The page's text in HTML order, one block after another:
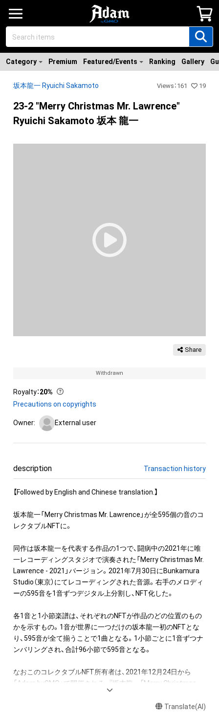
Category Premium Featured/Events Ranking Gallery
坂本龍一 Ryuichi Sakamoto Views ： 161 19
23-2 "Merry Christmas Mr. Lawrence"
Ryuichi Sakamoto 坂本 龍一
Share
Withdrawn
Royalty：20%
Precautions on copyrights
Owner: External user
description Transaction history
【Followed by English and Chinese translation.】
坂本龍一「Merry Christmas Mr. Lawrence」が全595個の音のコ
レクタブルNFTに。
同作は坂本龍一を代表する作品の1つで、闘病中の2021年に唯
一レコーディングスタジオで演奏された「Merry Christmas Mr.
Lawrence - 2021」バージョン。2021年7月30日にBunkamura
Studio（東京）にてレコーディングされた音源。右手のメロディ
ーの595音を1音ずつデジタル上分割し、NFT化した。
各1音と1小節楽譜は、それぞれのNFTが作品のどの位置のもの
かを示すもの。1音が世界に一つだけの坂本龍一初のNFTとな
り、595音が全て揃うことで1曲となる。1小節ごとに1音ずつナ
ンバリングされ、合計96小節で595音となる。
なおこのコレクタブルNFT所有者は、2021年12月24日から
「Adam byGMO」で開催される、『坂本龍一「Merry Christmas
Mr. Lawrence」直筆楽譜を入手できる権利NFT』のオークション
への参加が可能。またNFT初回購入者限定の特典として、Translate(AI)